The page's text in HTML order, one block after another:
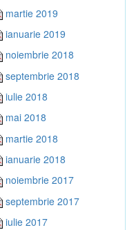
martie 2019
ianuarie 2019
noiembrie 2018
septembrie 2018
iulie 2018
mai 2018
martie 2018
ianuarie 2018
noiembrie 2017
septembrie 2017
iulie 2017